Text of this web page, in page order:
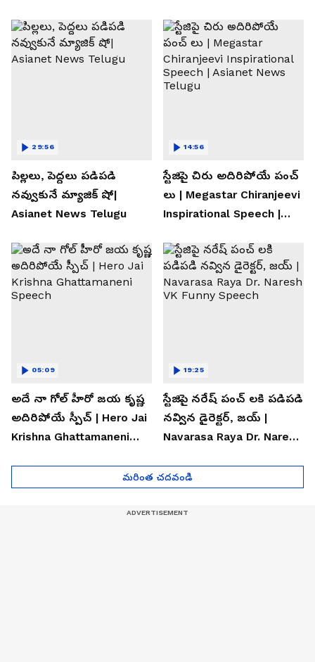
పిల్లలు, పెద్దలు పడిపడి
నవ్వుకునే మ్యాజిక్ షో|
Asianet News Telugu
29:56
స్టేజిపై చిరు అదిరిపోయే పంచ్
లు | Megastar Chiranjeevi
Inspirational Speech |
14:56
అదే నా గోల్ హీరో జయ కృష్ణ
అదిరిపోయే స్పీచ్ | Hero Jai
Krishna Ghattamaneni
05:09
స్టేజిపై నరేష్ పంచ్ లకి పడిపడి
నవ్విన డైరెక్టర్, జయ్ |
Navarasa Raya Dr. Naresh
19:25
మరింత చదవండి